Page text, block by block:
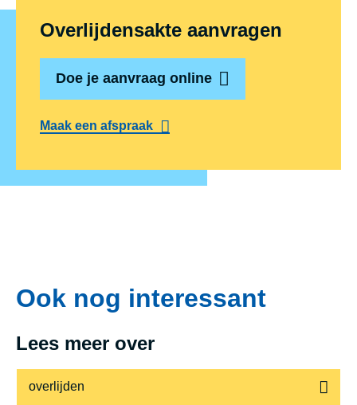
Overlijdensakte aanvragen
Doe je aanvraag online
Maak een afspraak
Ook nog interessant
Lees meer over
overlijden